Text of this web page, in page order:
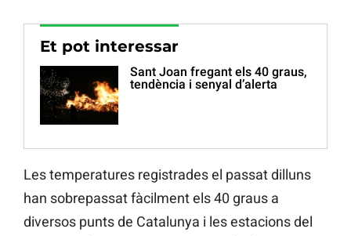
Et pot interessar
Sant Joan fregant els 40 graus,
tendència i senyal d’alerta
Les temperatures registrades el passat dilluns
han sobrepassat fàcilment els 40 graus a
diversos punts de Catalunya i les estacions del